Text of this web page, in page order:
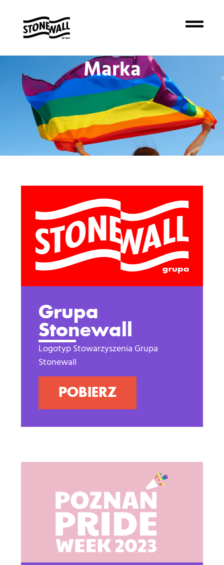
Marka
Grupa
Stonewall
Logotyp Stowarzyszenia Grupa
Stonewall
POBIERZ